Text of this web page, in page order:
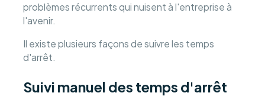
problèmes récurrents qui nuisent à l'entreprise à
l'avenir.
Il existe plusieurs façons de suivre les temps
d'arrêt.
Suivi manuel des temps d'arrêt